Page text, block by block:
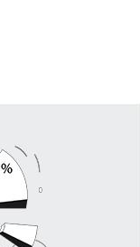
X站感兴趣的人加